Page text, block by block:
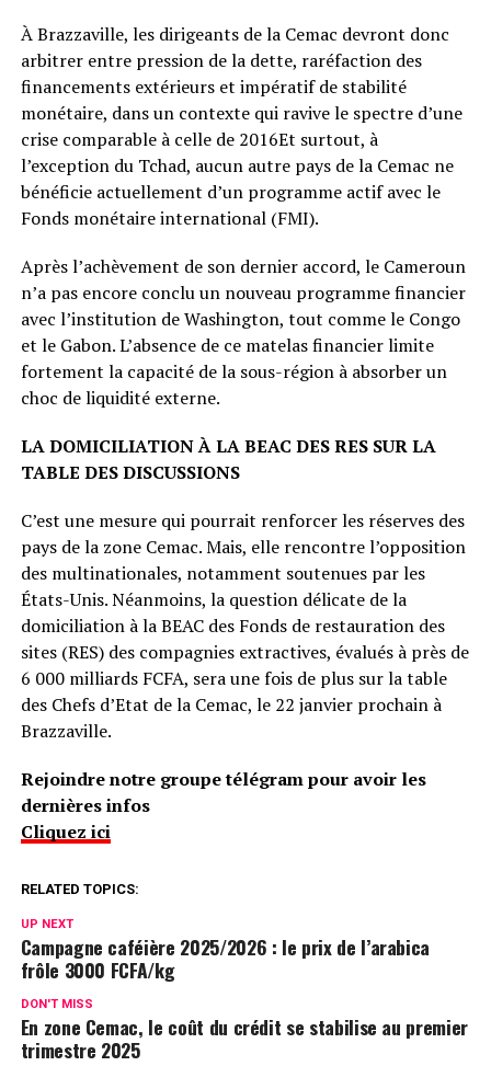
À Brazzaville, les dirigeants de la Cemac devront donc
arbitrer entre pression de la dette, raréfaction des
financements extérieurs et impératif de stabilité
monétaire, dans un contexte qui ravive le spectre d’une
crise comparable à celle de 2016Et surtout, à
l’exception du Tchad, aucun autre pays de la Cemac ne
bénéficie actuellement d’un programme actif avec le
Fonds monétaire international (FMI).
Après l’achèvement de son dernier accord, le Cameroun
n’a pas encore conclu un nouveau programme financier
avec l’institution de Washington, tout comme le Congo
et le Gabon. L’absence de ce matelas financier limite
fortement la capacité de la sous-région à absorber un
choc de liquidité externe.
LA DOMICILIATION À LA BEAC DES RES SUR LA
TABLE DES DISCUSSIONS
C’est une mesure qui pourrait renforcer les réserves des
pays de la zone Cemac. Mais, elle rencontre l’opposition
des multinationales, notamment soutenues par les
États-Unis. Néanmoins, la question délicate de la
domiciliation à la BEAC des Fonds de restauration des
sites (RES) des compagnies extractives, évalués à près de
6 000 milliards FCFA, sera une fois de plus sur la table
des Chefs d’Etat de la Cemac, le 22 janvier prochain à
Brazzaville.
Rejoindre notre groupe télégram pour avoir les
dernières infos
Cliquez ici
RELATED TOPICS:
UP NEXT
Campagne caféière 2025/2026 : le prix de l’arabica
frôle 3000 FCFA/kg
DON'T MISS
En zone Cemac, le coût du crédit se stabilise au premier
trimestre 2025